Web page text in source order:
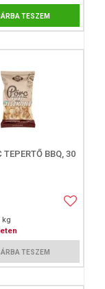
TESZEM
TEPERTŐ BBQ, 30
kg
TESZEM